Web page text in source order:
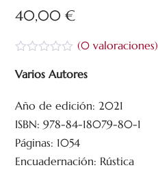
40,00€
a
r
d
o
c
o
(0valoraciones)
Varios Autores
Año de edición: 2021
ISBN: 978-84-18079-80-1
Páginas: 1054
Encuadernación: Rústica